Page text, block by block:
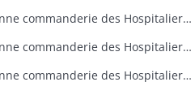
Colmar : plan de l'ancienne commanderie des Hospitaliers à Colmar vers 1797
Colmar : plan de l'ancienne commanderie des Hospitaliers à Colmar vers 1798
Colmar : plan de l'ancienne commanderie des Hospitaliers à Colmar vers 1799